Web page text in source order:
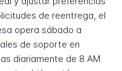
de reentrega, el
opera sábado a
de soporte en
diariamente de 8 AM